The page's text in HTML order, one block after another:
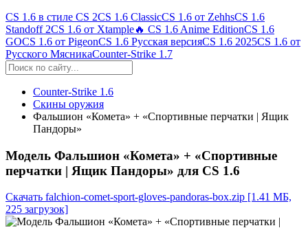
CS 1.6 в стиле CS 2CS 1.6 ClassicCS 1.6 от ZehhsCS 1.6
Standoff 2CS 1.6 от Xtample🔥 CS 1.6 Anime EditionCS 1.6
GOCS 1.6 от PigeonCS 1.6 Русская версияCS 1.6 2025CS 1.6 от
Русского МясникаCounter-Strike 1.7
Counter-Strike 1.6
Скины оружия
Фальшион «Комета» + «Спортивные перчатки | Ящик
Пандоры»
Модель Фальшион «Комета» + «Спортивные
перчатки | Ящик Пандоры» для CS 1.6
Скачать falchion-comet-sport-gloves-pandoras-box.zip [1.41 МБ,
225 загрузок]